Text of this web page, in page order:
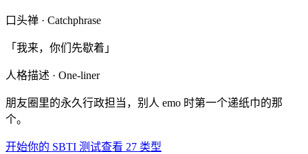
口头禅 · Catchphrase
「我来，你们先歇着」
人格描述 · One-liner
朋友圈里的永久行政担当，别人 emo 时第一个递纸巾的那
个。
开始你的 SBTI 测试查看 27 类型